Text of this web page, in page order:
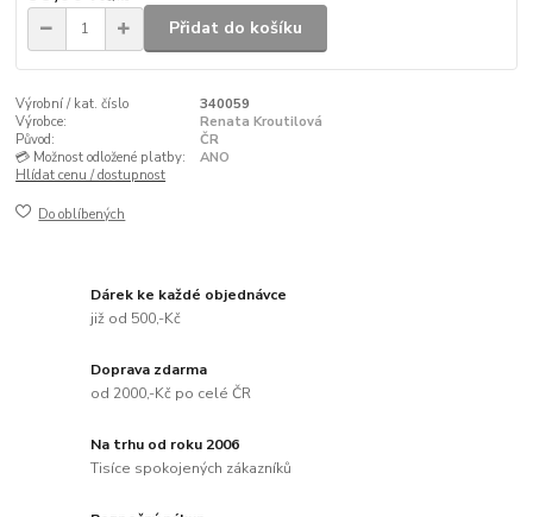
Přidat do košíku
Výrobní / kat. číslo
340059
Výrobce:
Renata Kroutilová
Původ:
ČR
💳 Možnost odložené platby:
ANO
Hlídat cenu / dostupnost
Do oblíbených
Dárek ke každé objednávce
již od 500,-Kč
Doprava zdarma
od 2000,-Kč po celé ČR
Na trhu od roku 2006
Tisíce spokojených zákazníků